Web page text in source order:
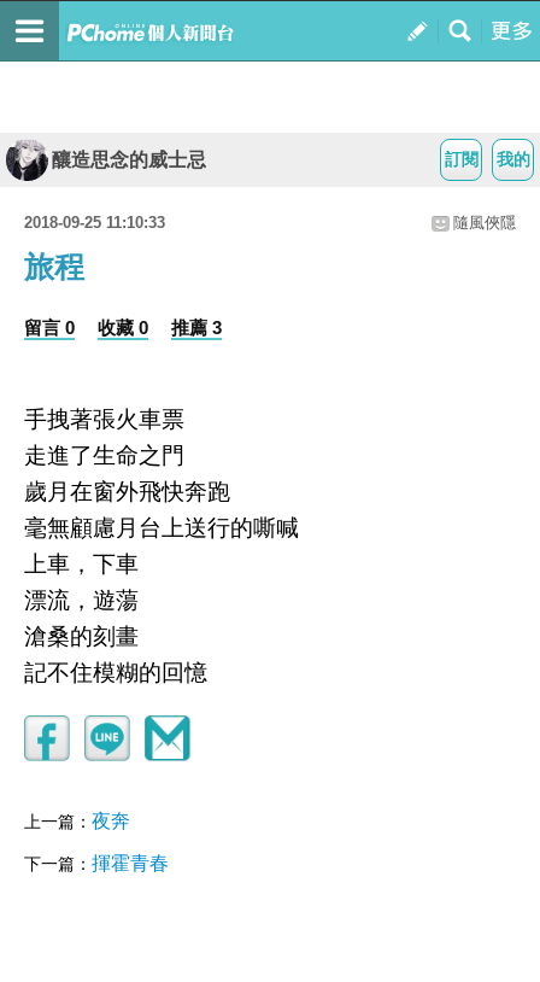
我的
訂閱
釀造思念的威士忌
2018-09-25 11:10:33 隨風俠隱
旅程
留言 0 收藏 0 推薦 3
手拽著張火車票
走進了生命之門
歲月在窗外飛快奔跑
毫無顧慮月台上送行的嘶喊
上車，下車
漂流，遊蕩
滄桑的刻畫
記不住模糊的回憶
上一篇： 夜奔
下一篇： 揮霍青春